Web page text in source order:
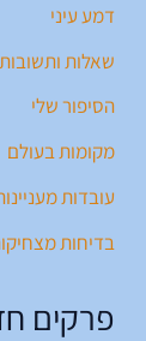
דמע עיני
שאלות ותשובות
הסיפור שלי
מקומות בעולם
עובדות
בדיחות
פרקים